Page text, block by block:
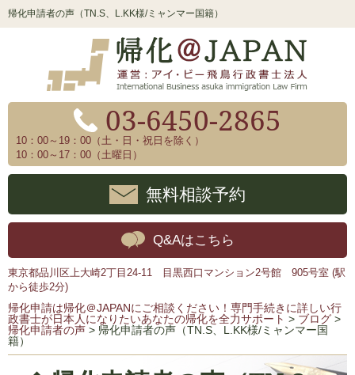
帰化申請者の声（TN.S、L.KK様/ミャンマー国籍）
03-6450-2865
10：00～19：00（土・日・祝日を除く）
10：00～17：00（土曜日）
無料相談予約
Q&Aはこちら
東京都品川区上大崎2丁目24-11 目黒西口マンション2号館 905号室 (駅
から徒歩2分)
帰化申請は帰化＠JAPANにご相談ください！専門手続きに詳しい行
政書士が日本人になりたいあなたの帰化を全力サポート > ブログ >
帰化申請者の声 > 帰化申請者の声（TN.S、L.KK様/ミャンマー国
籍）